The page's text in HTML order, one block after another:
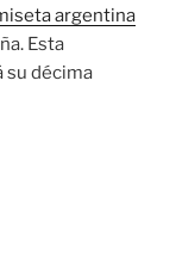
argentina
Esta
su décima